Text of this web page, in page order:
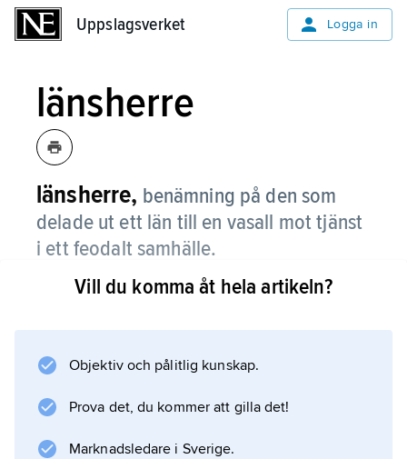
Uppslagsverket Logga in
länsherre
länsherre, benämning på den som
delade ut ett län till en vasall mot tjänst
i ett feodalt samhälle.
Den högste länsherren var kungen. Termen
Vill du komma åt hela artikeln?
Objektiv och pålitlig kunskap.
Prova det, du kommer att gilla det!
Marknadsledare i Sverige.